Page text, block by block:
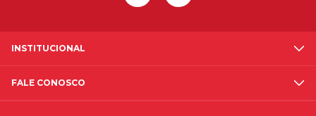
INSTITUCIONAL
FALE CONOSCO